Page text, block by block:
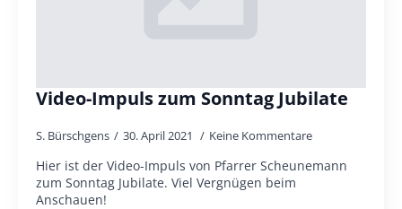
Video-Impuls zum Sonntag Jubilate
S. Bürschgens 30. April 2021 Keine Kommentare
Hier ist der Video-Impuls von Pfarrer Scheunemann
zum Sonntag Jubilate. Viel Vergnügen beim
Anschauen!